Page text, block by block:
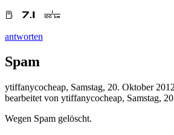
antworten
Spam
ytiffanycocheap, Samstag, 20. Oktober
bearbeitet von ytiffanycocheap, Samstag,
Wegen Spam gelöscht.